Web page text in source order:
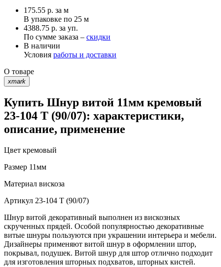
175.55 р. за м
В упаковке по 25 м
4388.75 р. за уп.
По сумме заказа – скидки
В наличии
Условия работы и доставки
О товаре
xmark
Купить Шнур витой 11мм кремовый
23-104 T (90/07): характеристики,
описание, применение
Цвет кремовый
Размер 11мм
Материал вискоза
Артикул 23-104 T (90/07)
Шнур витой декоративный выполнен из вискозных
скрученных прядей. Особой популярностью декоративные
витые шнуры пользуются при украшении интерьера и мебели.
Дизайнеры применяют витой шнур в оформлении штор,
покрывал, подушек. Витой шнур для штор отлично подходит
для изготовления шторных подхватов, шторных кистей.